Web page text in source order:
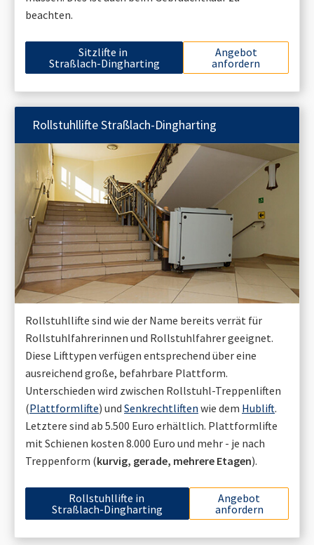
beachten.
Sitzlifte in
Straßlach-Dingharting
Angebot
anfordern
RollstuhllifteStraßlach-Dingharting
Rollstuhllifte sind wie der Name bereits verrät für
Rollstuhlfahrerinnen und Rollstuhlfahrer geeignet.
Diese Lifttypen verfügen entsprechend über eine
ausreichend große, befahrbare Plattform.
Unterschieden wird zwischen Rollstuhl-Treppenliften
(Plattformlifte) und Senkrechtliften wie dem Hublift.
Letztere sind ab 5.500 Euro erhältlich. Plattformlifte
mit Schienen kosten 8.000 Euro und mehr - je nach
Treppenform (kurvig, gerade, mehrere Etagen).
Rollstuhllifte in
Straßlach-Dingharting
Angebot
anfordern